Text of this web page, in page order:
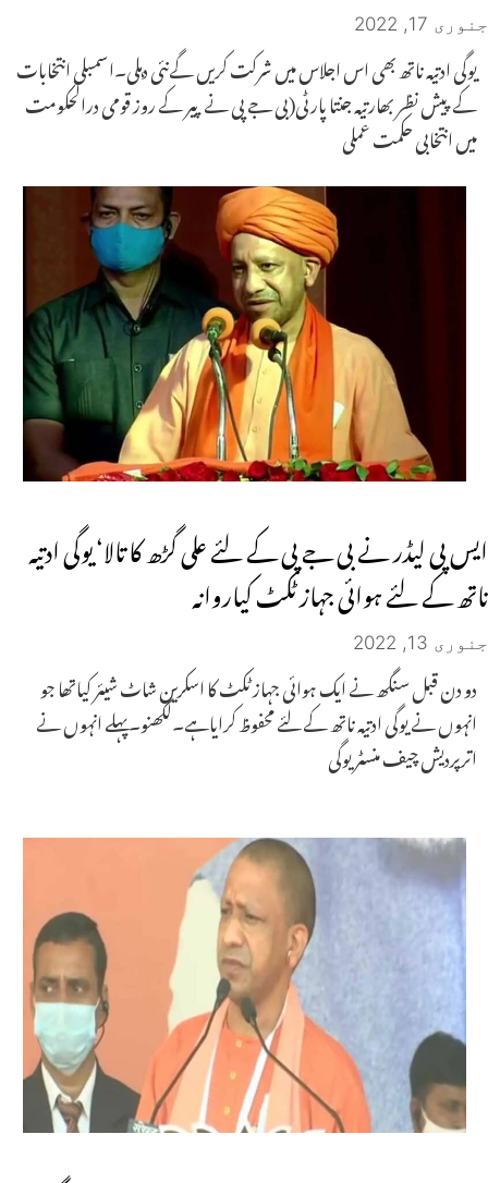
جنوری 17, 2022
یوگی ادتیہ ناتھ بھی اس اجلاس میں شرکت کریں گےنئی دہلی۔اسمبلی انتخابات
کے پیش نظر بھارتیہ جنتا پارٹی(بی جے پی نے پیر کے روز قومی درالحکومت
میں انتخابی حکمت عملی
ایس پی لیڈر نے بی جے پی کے لئے علی گڑھ کا تالا‘ یوگی ادتیہ
ناتھ کے لئے ہوائی جہاز ٹکٹ کیاروانہ
جنوری 13, 2022
دو دن قبل سنگھ نے ایک ہوائی جہاز ٹکٹ کا اسکرین شاٹ شیئر کیاتھا جو
انہوں نے یوگی ادتیہ ناتھ کے لئے محفوظ کرایاہے۔لکھنو۔پہلے انہوں نے
اترپردیش چیف منسٹر یوگی